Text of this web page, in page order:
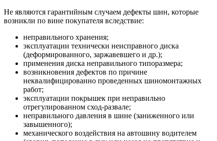
Не являются гарантийным случаем дефекты шин, которые
возникли по вине покупателя вследствие:
неправильного хранения;
эксплуатации технически неисправного диска
(деформированного, заржавевшего и др.);
применения диска неправильного типоразмера;
возникновения дефектов по причине
неквалифицированно проведенных шиномонтажных
работ;
эксплуатации покрышек при неправильно
отрегулированном сход-развале;
неправильного давления в шине (заниженного или
завышенного);
механического воздействия на автошину водителем